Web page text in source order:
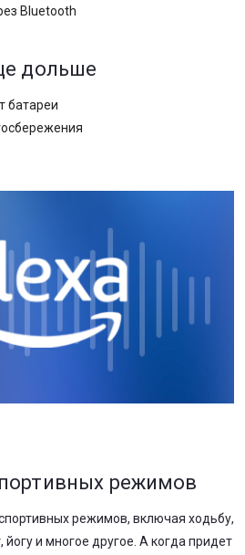
Bluetooth
дольше
батареи
режимов
режимов, включая ходьбу,
йогу и многое другое. А когда придет